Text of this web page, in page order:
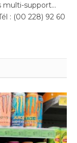
multi-support…
: (00 228) 92 60